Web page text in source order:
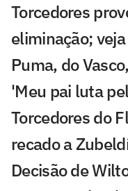
Torcedores
eliminação;
Puma, do
'Meu pai luta
Torcedores do
recado a
Decisão de